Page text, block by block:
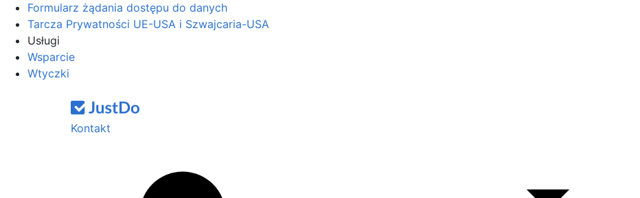
Formularz żądania dostępu do danych
Tarcza Prywatności UE-USA i Szwajcaria-USA
Usługi
Wsparcie
Wtyczki
Kontakt